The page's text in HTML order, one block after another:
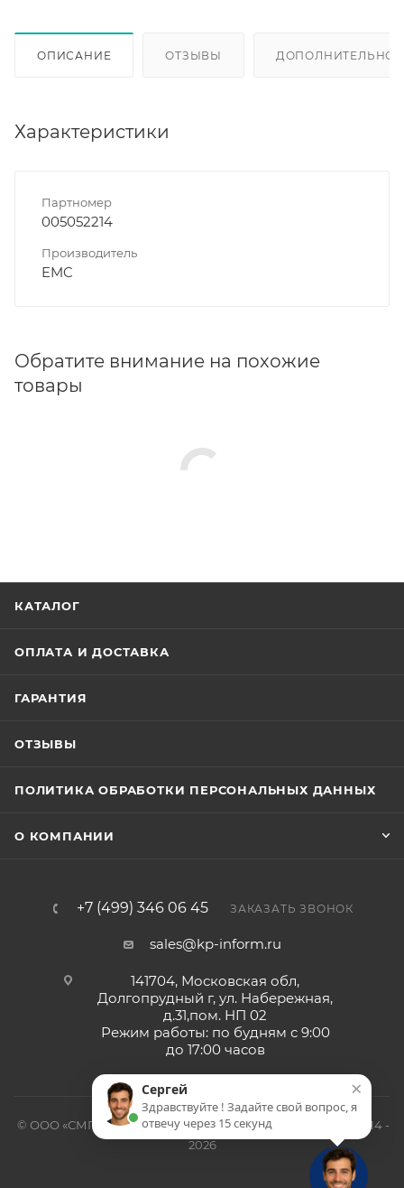
ОПИСАНИЕ ОТЗЫВЫ ДОПОЛНИТЕЛЬНО
Характеристики
Партномер
005052214
Производитель
EMC
Обратите внимание на похожие
товары
КАТАЛОГ
ОПЛАТА И ДОСТАВКА
ГАРАНТИЯ
ОТЗЫВЫ
ПОЛИТИКА ОБРАБОТКИ ПЕРСОНАЛЬНЫХ ДАННЫХ
О КОМПАНИИ
+7 (499) 346 06 45 ЗАКАЗАТЬ ЗВОНОК
sales@kp-inform.ru
141704, Московская обл,
Долгопрудный г, ул. Набережная,
д.31,пом. НП 02
Режим работы: по будням с 9:00
до 17:00 часов
© ООО «СМП-Проект», поставка серверных запчастей, 2014 -
2026
×
Сергей
Здравствуйте ! Задайте свой вопрос, я
отвечу через 15 секунд